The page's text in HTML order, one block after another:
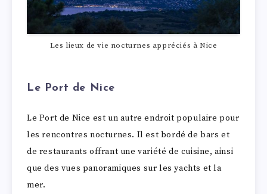
Les lieux de vie nocturnes appréciés à Nice
Le Port de Nice
Le Port de Nice est un autre endroit populaire pour
les rencontres nocturnes. Il est bordé de bars et
de restaurants offrant une variété de cuisine, ainsi
que des vues panoramiques sur les yachts et la
mer.